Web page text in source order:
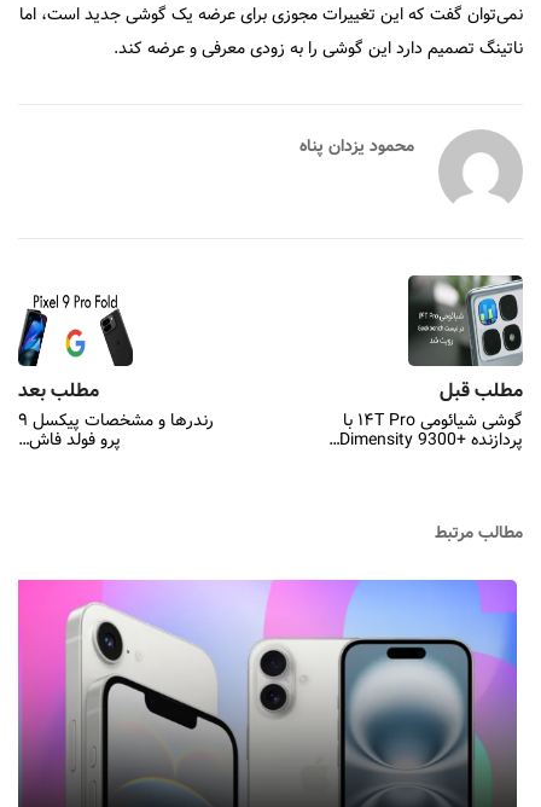
نمی‌توان گفت که این تغییرات مجوزی برای عرضه یک گوشی جدید است، اما
ناتینگ تصمیم دارد این گوشی را به زودی معرفی و عرضه کند.
محمود یزدان پناه
مطلب قبل
گوشی شیائومی ۱۴T Pro با
پردازنده +Dimensity 9300…
مطلب بعد
رندرها و مشخصات پیکسل ۹
پرو فولد فاش…
مطالب مرتبط